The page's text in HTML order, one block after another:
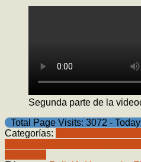
Segunda parte de la
Total Page Visits: 3072 -
Categorías: